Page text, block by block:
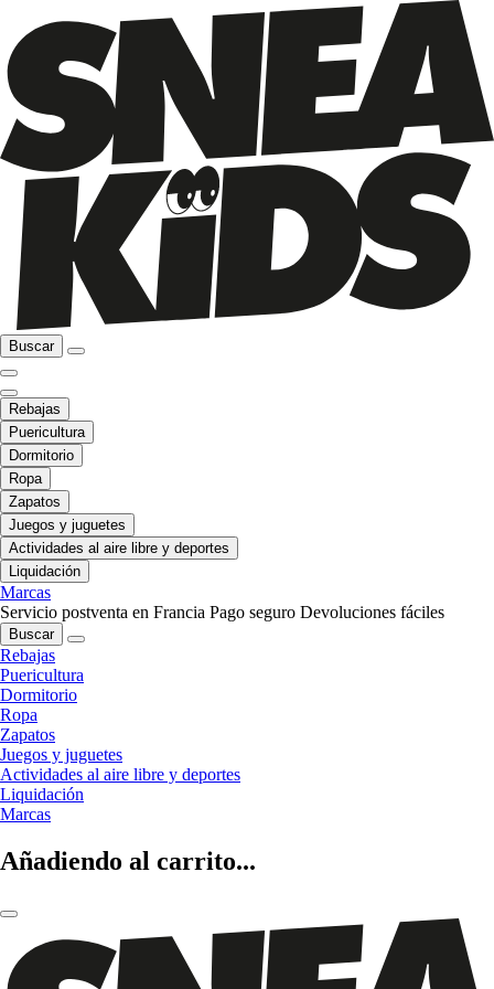
Buscar
Rebajas
Puericultura
Dormitorio
Ropa
Zapatos
Juegos y juguetes
Actividades al aire libre y deportes
Liquidación
Marcas
Servicio postventa en Francia Pago seguro Devoluciones fáciles
Buscar
Rebajas
Puericultura
Dormitorio
Ropa
Zapatos
Juegos y juguetes
Actividades al aire libre y deportes
Liquidación
Marcas
Añadiendo al carrito...